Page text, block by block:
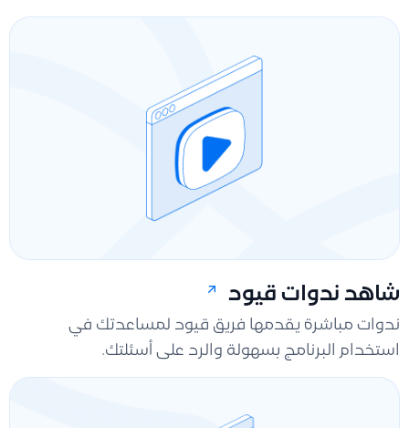
شاهد ندوات قيود
ندوات مباشرة يقدمها فريق قيود لمساعدتك في
استخدام البرنامج بسهولة والرد على أسئلتك.